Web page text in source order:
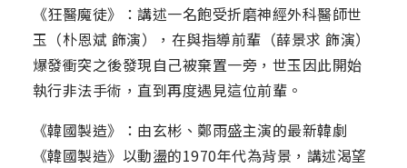
《狂醫魔徒》：講述一名飽受折磨神經外科醫師世
玉（朴恩斌 飾演），在與指導前輩（薛景求 飾演）
爆發衝突之後發現自己被棄置一旁，世玉因此開始
執行非法手術，直到再度遇見這位前輩。
《韓國製造》：由玄彬、鄭雨盛主演的最新韓劇
《韓國製造》以動盪的1970年代為背景，講述渴望